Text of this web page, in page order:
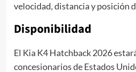
velocidad, distancia y posición
Disponibilidad
El Kia K4 Hatchback 2026
concesionarios de Estados